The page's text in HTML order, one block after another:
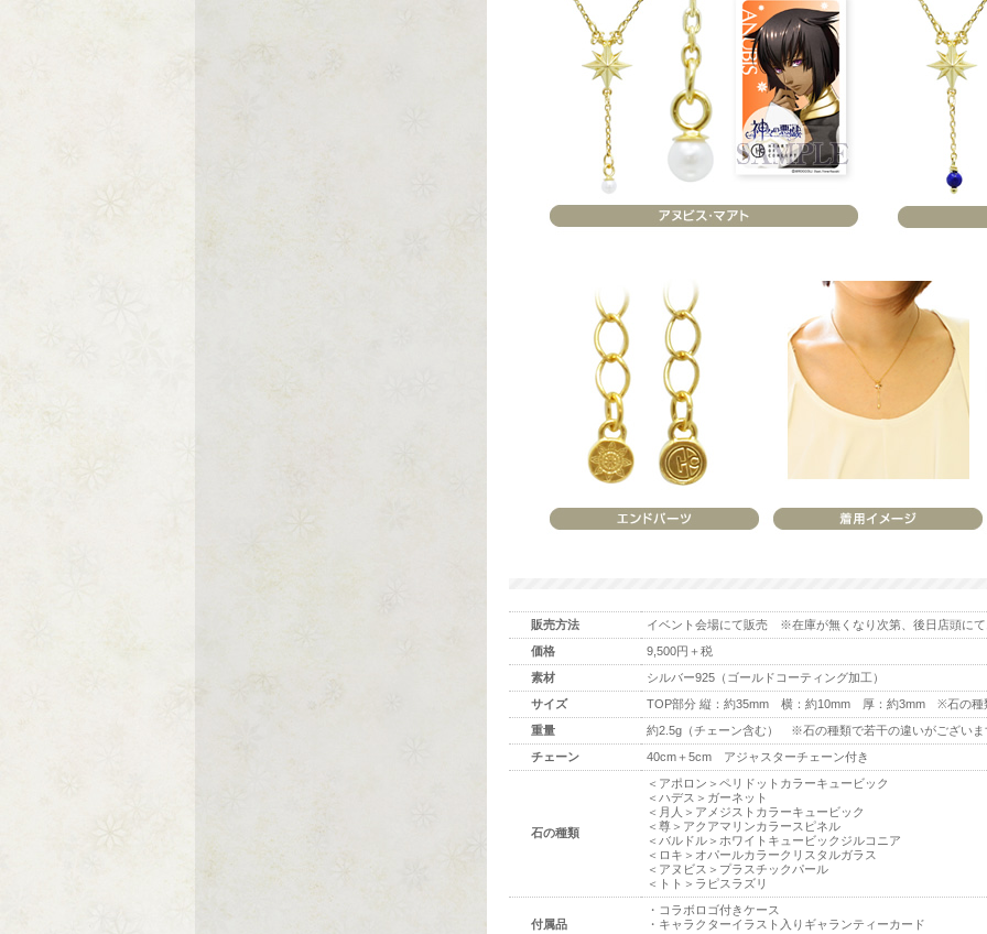
販売方法
イベント会場にて販売 ※在庫が無くなり次第、後日店頭に
価格
9,500円＋税
素材
シルバー925（ゴールドコーティング加工）
サイズ
TOP部分 縦：約35mm 横：約10mm 厚：約3mm ※石の種
重量
約2.5g（チェーン含む） ※石の種類で若干の違いがございま
チェーン
40cm＋5cm アジャスターチェーン付き
石の種類
＜アポロン＞ペリドットカラーキュービック
＜ハデス＞ガーネット
＜月人＞アメジストカラーキュービック
＜尊＞アクアマリンカラースピネル
＜バルドル＞ホワイトキュービックジルコニア
＜ロキ＞オパールカラークリスタルガラス
＜アヌビス＞プラスチックパール
＜トト＞ラピスラズリ
付属品
・コラボロゴ付きケース
・キャラクターイラスト入りギャランティーカード